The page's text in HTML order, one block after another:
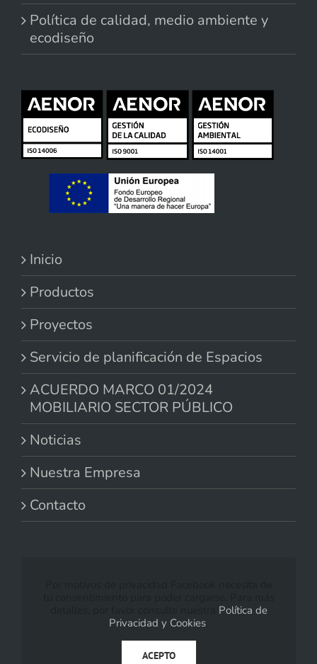
Política de calidad, medio ambiente y
ecodiseño
Inicio
Productos
Proyectos
Servicio de planificación de Espacios
ACUERDO MARCO 01/2024
MOBILIARIO SECTOR PÚBLICO
Noticias
Nuestra Empresa
Contacto
Política de
Privacidad y Cookies
ACEPTO